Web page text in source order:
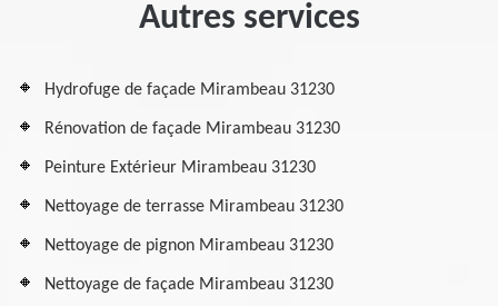
Autres services
Hydrofuge de façade Mirambeau 31230
Rénovation de façade Mirambeau 31230
Peinture Extérieur Mirambeau 31230
Nettoyage de terrasse Mirambeau 31230
Nettoyage de pignon Mirambeau 31230
Nettoyage de façade Mirambeau 31230